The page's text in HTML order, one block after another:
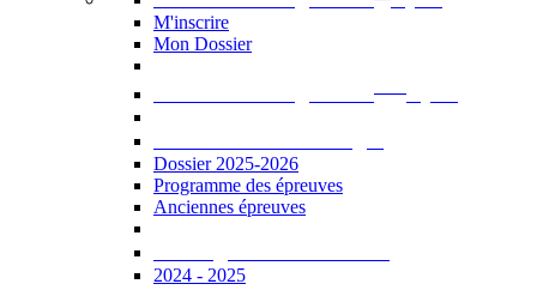
M'inscrire
Mon Dossier
Dossier 2025-2026
Programme des épreuves
Anciennes épreuves
2024 - 2025